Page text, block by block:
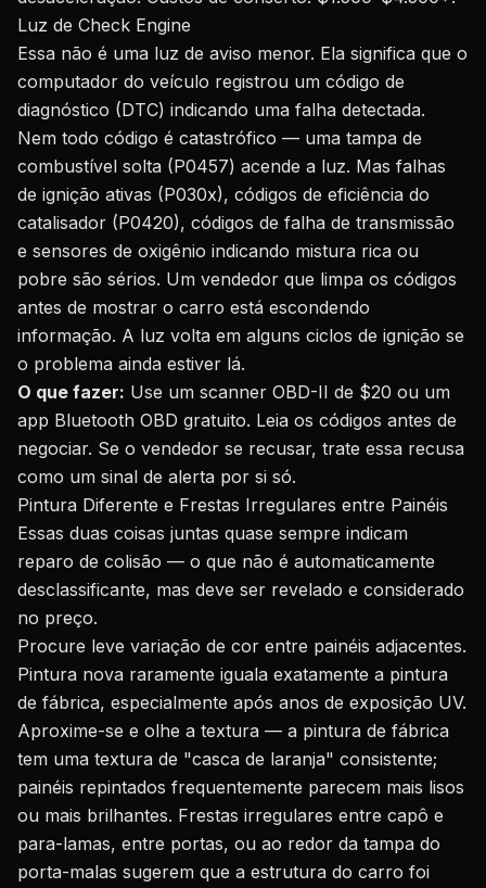
Luz de Check Engine
Essa não é uma luz de aviso menor. Ela significa que o
computador do veículo registrou um código de
diagnóstico (DTC) indicando uma falha detectada.
Nem todo código é catastrófico — uma tampa de
combustível solta (P0457) acende a luz. Mas falhas
de ignição ativas (P030x), códigos de eficiência do
catalisador (P0420), códigos de falha de transmissão
e sensores de oxigênio indicando mistura rica ou
pobre são sérios. Um vendedor que limpa os códigos
antes de mostrar o carro está escondendo
informação. A luz volta em alguns ciclos de ignição se
o problema ainda estiver lá.
O que fazer: Use um scanner OBD-II de $20 ou um
app Bluetooth OBD gratuito. Leia os códigos antes de
negociar. Se o vendedor se recusar, trate essa recusa
como um sinal de alerta por si só.
Pintura Diferente e Frestas Irregulares entre Painéis
Essas duas coisas juntas quase sempre indicam
reparo de colisão — o que não é automaticamente
desclassificante, mas deve ser revelado e considerado
no preço.
Procure leve variação de cor entre painéis adjacentes.
Pintura nova raramente iguala exatamente a pintura
de fábrica, especialmente após anos de exposição UV.
Aproxime-se e olhe a textura — a pintura de fábrica
tem uma textura de "casca de laranja" consistente;
painéis repintados frequentemente parecem mais lisos
ou mais brilhantes. Frestas irregulares entre capô e
para-lamas, entre portas, ou ao redor da tampa do
porta-malas sugerem que a estrutura do carro foi